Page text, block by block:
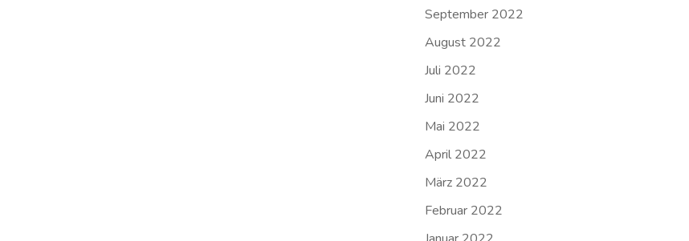
September 2022
August 2022
Juli 2022
Juni 2022
Mai 2022
April 2022
März 2022
Februar 2022